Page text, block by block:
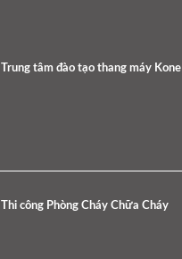
Trung tâm đào tạo thang máy Kone
Thi công Phòng Cháy Chữa Cháy